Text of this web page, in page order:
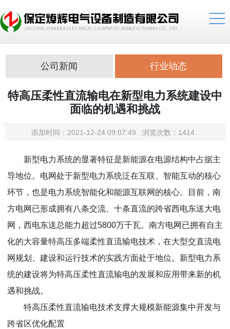
公司新闻 行业动态
特高压柔性直流输电在新型电力系统建设中
面临的机遇和挑战
添加时间：2021-12-24 09:07:49 浏览次数：1414
新型电力系统的显著特征是新能源在电源结构中占据主
导地位。电网处于新型电力系统泛在互联、智能互动的核心
环节，也是电力系统智能化和能源互联网的核心。目前，南
方电网已形成拥有八条交流、十条直流的跨省西电东送大电
网，西电东送总能力超过5800万千瓦。南方电网已拥有自主
化的大容量特高压多端柔性直流输电技术，在大型交直流电
网规划、建设和运行技术的实践方面处于地位。新型电力系
统的建设将为特高压柔性直流输电的发展和应用带来新的机
遇和挑战。
特高压柔性直流输电技术支撑大规模新能源集中开发与
跨省区优化配置